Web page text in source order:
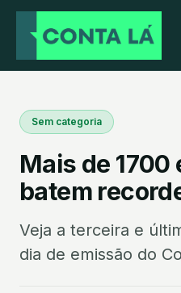
Sem categoria
Mais de
batem
Veja a terceira e
dia de emissão do